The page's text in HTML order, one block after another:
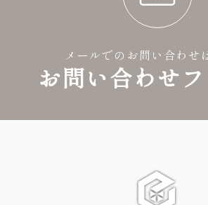
メールでのお問い合わせ
お問い合わせ